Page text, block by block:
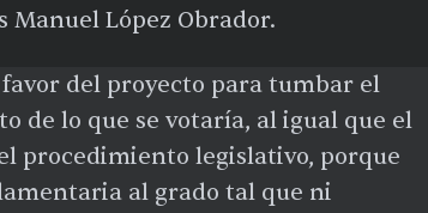
Manuel López Obrador.
del proyecto para tumbar el
de lo que se votaría, al igual que el
procedimiento legislativo, porque
al grado tal que ni